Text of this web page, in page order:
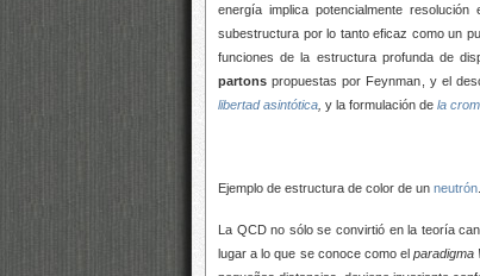
energía implica potencialmente
subestructura por lo tanto eficaz como un
funciones de la estructura profunda de
partons propuestas por Feynman, y el
libertad asintótica y la formulación de la
Ejemplo de estructura de color de un neutrón
La QCD no sólo se convirtió en la teoría
lugar a lo que se conoce como elparadigma